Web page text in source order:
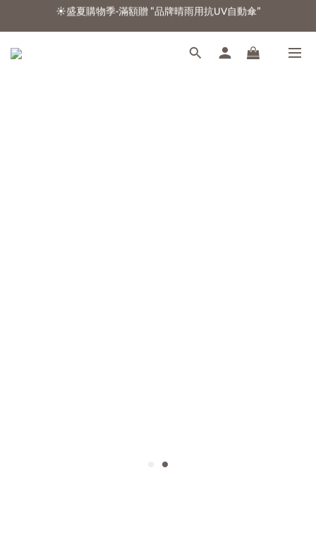
☀️盛夏購物季-滿額贈 "品牌晴雨用抗UV自動傘"
☀️盛夏購物季-滿額贈 "品牌晴雨用抗UV自動傘"